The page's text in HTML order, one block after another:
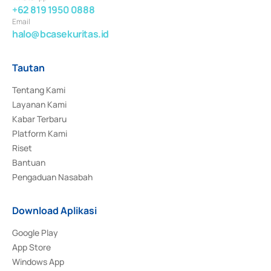
+62 819 1950 0888
Email
halo@bcasekuritas.id
Tautan
Tentang Kami
Layanan Kami
Kabar Terbaru
Platform Kami
Riset
Bantuan
Pengaduan Nasabah
Download Aplikasi
Google Play
App Store
Windows App